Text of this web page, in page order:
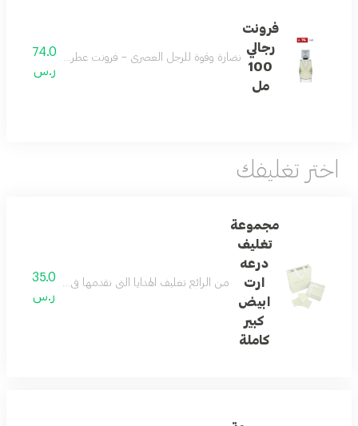
فرونت
رجالي
100
مل
نضارة وقوة للرجل العصري – فرونت عطر رجالي منعش
74.0
ر.س
اختر تغليفك
مجموعة
تغليف
درعه
ارت
ابيض
كبير
كاملة
من الرائع تغليف الهدايا التي نقدمها في حياتنا ...
35.0
ر.س